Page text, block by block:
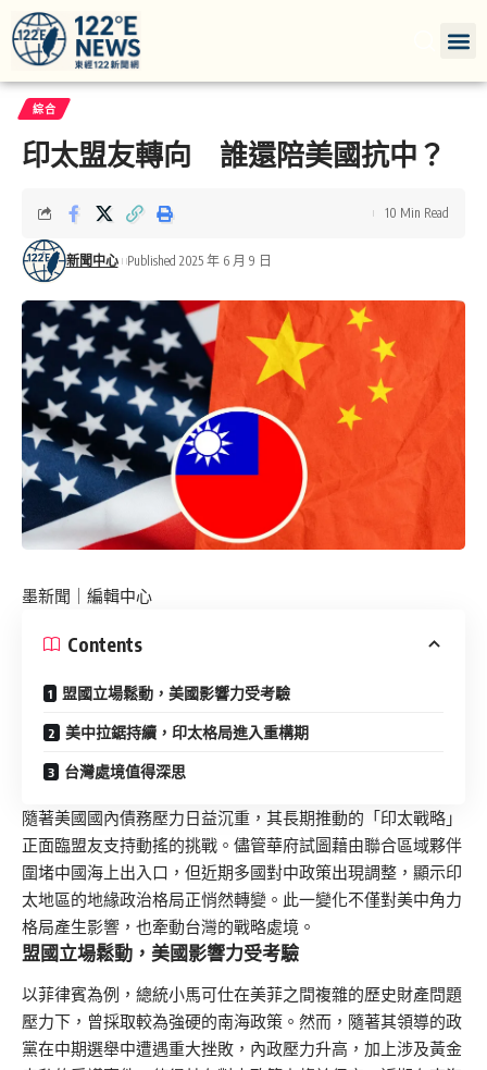
綜合
印太盟友轉向 誰還陪美國抗中？
新聞中心 Published 2025 年 6 月 9 日
10 Min Read
墨新聞 ｜編輯中心
Contents
盟國立場鬆動，美國影響力受考驗
美中拉鋸持續，印太格局進入重構期
台灣處境值得深思
隨著美國國內債務壓力日益沉重，其長期推動的「印太戰略」
正面臨盟友支持動搖的挑戰。儘管華府試圖藉由聯合區域夥伴
圍堵中國海上出入口，但近期多國對中政策出現調整，顯示印
太地區的地緣政治格局正悄然轉變。此一變化不僅對美中角力
格局產生影響，也牽動台灣的戰略處境。
盟國立場鬆動，美國影響力受考驗
以菲律賓為例，總統小馬可仕在美菲之間複雜的歷史財產問題
壓力下，曾採取較為強硬的南海政策。然而，隨著其領導的政
黨在中期選舉中遭遇重大挫敗，內政壓力升高，加上涉及黃金